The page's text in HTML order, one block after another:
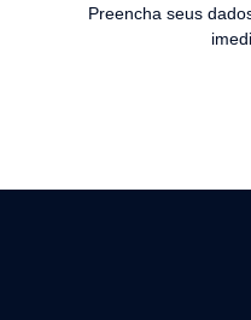
Preencha seus